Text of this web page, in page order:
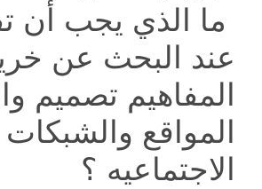
ما الذي يجب أن
عند البحث عن
المفاهيم تصميم
المواقع والشبكات
الاجتماعيه ؟